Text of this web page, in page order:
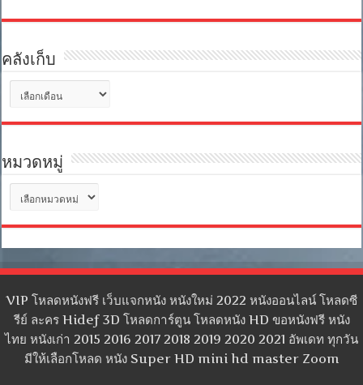
คลังเก็บ
เก็บ
หมวดหมู่
หมู่
VIP โหลดหนังฟรี เว็บแจกหนัง หนังใหม่ 2022 หนังออนไลน์ โหลดซี
รีย์ ละคร Hidef 3D โหลดการ์ตูน โหลดหนัง HD ขอหนังฟรี หนัง
ไทย หนังเก่า 2015 2016 2017 2018 2019 2020 2021 อัพเดท ทุกวัน
มีให้เลือกโหลด หนัง Super HD mini hd master Zoom